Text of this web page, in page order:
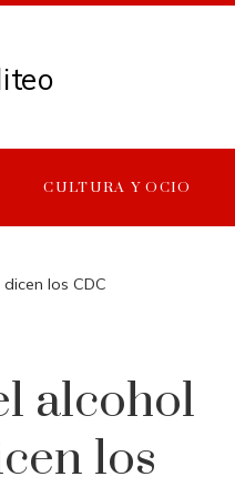
CULTURA Y OCIO
los CDC
alcohol
los